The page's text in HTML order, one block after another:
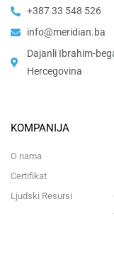
+387 33 548 526
info@meridian.ba
Dajanli Ibrahim-
Hercegovina​
KOMPANIJA
O nama
Certifikat
Ljudski Resursi